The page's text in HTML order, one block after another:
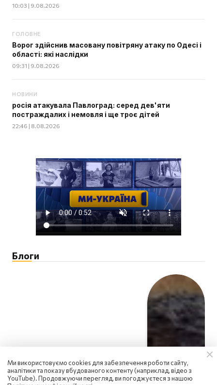
10:03 | 9.08.2026
ГОЛОВНЕ
Ворог здійснив масовану повітряну атаку по Одесі і
області: які наслідки
09:31 | 9.08.2026
НОВИНИ
росія атакувала Павлоград: серед дев'яти
постраждалих і немовля і ще троє дітей
22:46 | 8.08.2026
Блоги
Ми використовуємо cookies для забезпечення роботи сайту,
аналітики та показу вбудованого контенту (наприклад, відео з
YouTube). Продовжуючи перегляд, ви погоджуєтеся з нашою